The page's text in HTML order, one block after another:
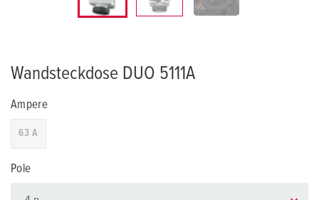
Wandsteckdose DUO 5111A
Ampere
63 A
Pole